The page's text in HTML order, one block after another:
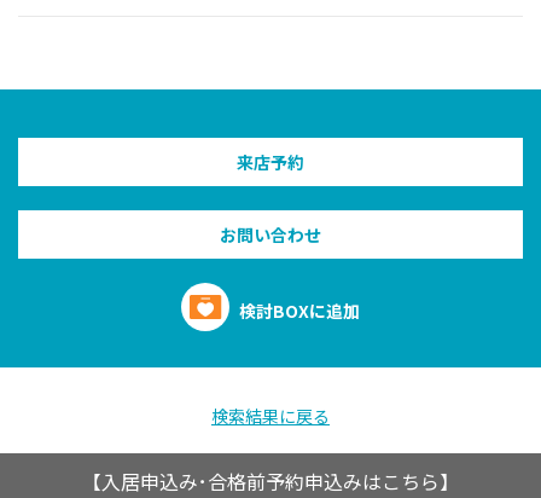
来店予約
お問い合わせ
検討BOXに追加
検索結果に戻る
【入居申込み･合格前予約申込みはこちら】